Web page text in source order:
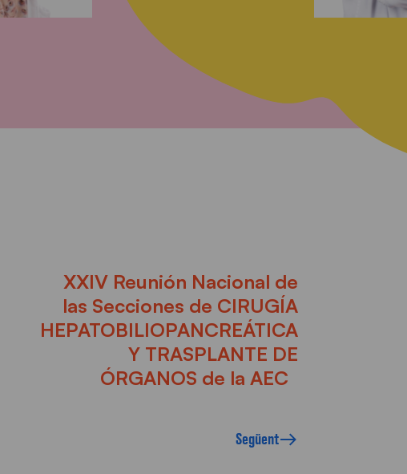
XXIV Reunión Nacional de
las Secciones de CIRUGÍA
HEPATOBILIOPANCREÁTICA
Y TRASPLANTE DE
ÓRGANOS de la AEC
Següent